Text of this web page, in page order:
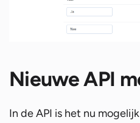
Nieuwe API
In de API is het nu